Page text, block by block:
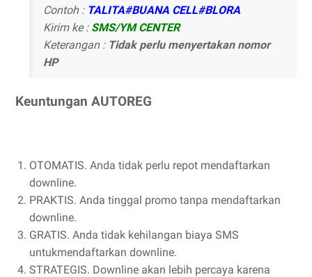
Contoh : TALITA#BUANA CELL#BLORA
Kirim ke : SMS/YM CENTER
Keterangan : Tidak perlu menyertakan nomor
HP
Keuntungan AUTOREG
OTOMATIS. Anda tidak perlu repot mendaftarkan
downline.
PRAKTIS. Anda tinggal promo tanpa mendaftarkan
downline.
GRATIS. Anda tidak kehilangan biaya SMS
untukmendaftarkan downline.
STRATEGIS. Downline akan lebih percaya karena